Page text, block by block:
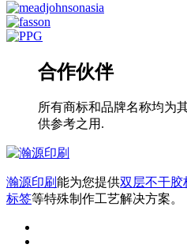
合作伙伴
所有商标和品牌名称均为
供参考之用.
瀚源印刷能为您提供双层不干胶
标签等特殊制作工艺解决方案。